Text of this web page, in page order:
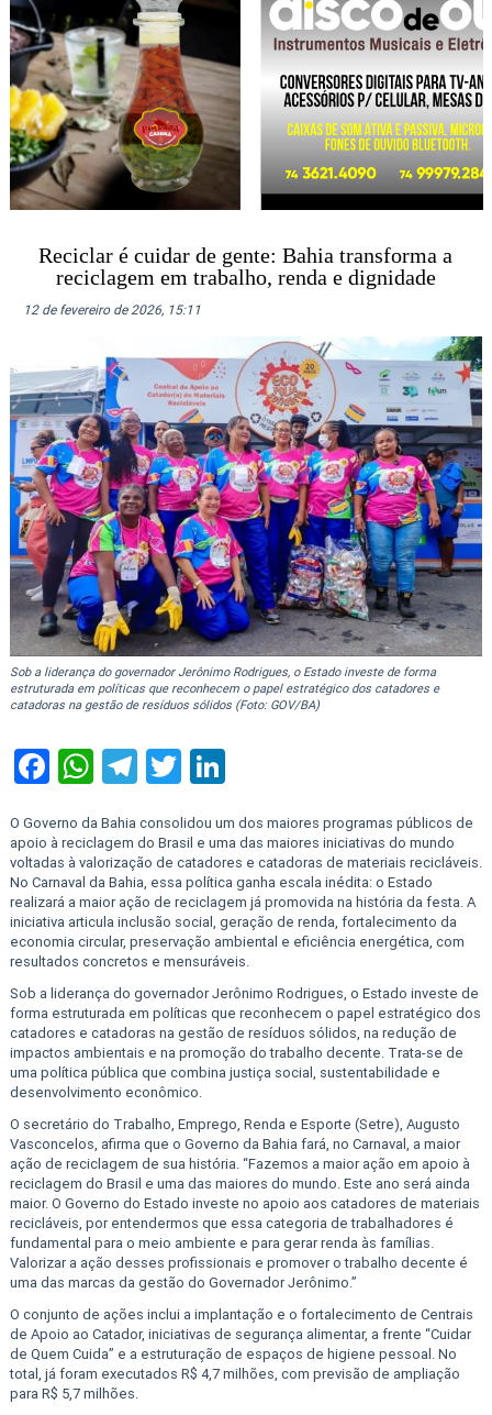
Reciclar é cuidar de gente: Bahia transforma a
reciclagem em trabalho, renda e dignidade
12 de fevereiro de 2026, 15:11
Sob a liderança do governador Jerônimo Rodrigues, o Estado investe de forma
estruturada em políticas que reconhecem o papel estratégico dos catadores e
catadoras na gestão de resíduos sólidos (Foto: GOV/BA)
Facebook
WhatsApp
Telegram
Twitter
LinkedIn
O Governo da Bahia consolidou um dos maiores programas públicos de
apoio à reciclagem do Brasil e uma das maiores iniciativas do mundo
voltadas à valorização de catadores e catadoras de materiais recicláveis.
No Carnaval da Bahia, essa política ganha escala inédita: o Estado
realizará a maior ação de reciclagem já promovida na história da festa. A
iniciativa articula inclusão social, geração de renda, fortalecimento da
economia circular, preservação ambiental e eficiência energética, com
resultados concretos e mensuráveis.
Sob a liderança do governador Jerônimo Rodrigues, o Estado investe de
forma estruturada em políticas que reconhecem o papel estratégico dos
catadores e catadoras na gestão de resíduos sólidos, na redução de
impactos ambientais e na promoção do trabalho decente. Trata-se de
uma política pública que combina justiça social, sustentabilidade e
desenvolvimento econômico.
O secretário do Trabalho, Emprego, Renda e Esporte (Setre), Augusto
Vasconcelos, afirma que o Governo da Bahia fará, no Carnaval, a maior
ação de reciclagem de sua história. “Fazemos a maior ação em apoio à
reciclagem do Brasil e uma das maiores do mundo. Este ano será ainda
maior. O Governo do Estado investe no apoio aos catadores de materiais
recicláveis, por entendermos que essa categoria de trabalhadores é
fundamental para o meio ambiente e para gerar renda às famílias.
Valorizar a ação desses profissionais e promover o trabalho decente é
uma das marcas da gestão do Governador Jerônimo.”
O conjunto de ações inclui a implantação e o fortalecimento de Centrais
de Apoio ao Catador, iniciativas de segurança alimentar, a frente “Cuidar
de Quem Cuida” e a estruturação de espaços de higiene pessoal. No
total, já foram executados R$ 4,7 milhões, com previsão de ampliação
para R$ 5,7 milhões.